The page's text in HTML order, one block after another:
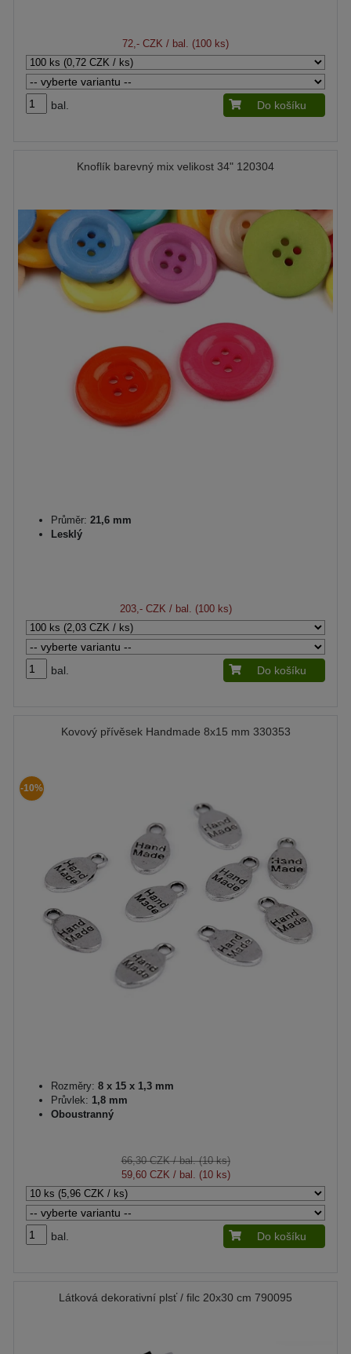
72,- CZK / bal. (100 ks)
bal. Do košíku
Knoflík barevný mix velikost 34" 120304
Průměr: 21,6 mm
Lesklý
203,- CZK / bal. (100 ks)
bal. Do košíku
Kovový přívěsek Handmade 8x15 mm 330353
-10%
Rozměry: 8 x 15 x 1,3 mm
Průvlek: 1,8 mm
Oboustranný
66,30 CZK/ bal. (10 ks)
59,60 CZK / bal. (10 ks)
bal. Do košíku
Látková dekorativní plsť / filc 20x30 cm 790095